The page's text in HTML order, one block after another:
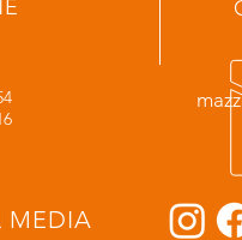
MEDIA